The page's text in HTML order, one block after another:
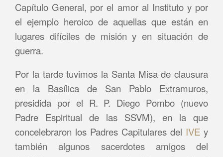
Capítulo General, por el amor al Instituto y por
el ejemplo heroico de aquellas que están en
lugares difíciles de misión y en situación de
guerra.
Por la tarde tuvimos la Santa Misa de clausura
en la Basílica de San Pablo Extramuros,
presidida por el R. P. Diego Pombo (nuevo
Padre Espiritual de las SSVM), en la que
concelebraron los Padres Capitulares del IVE y
también algunos sacerdotes amigos del